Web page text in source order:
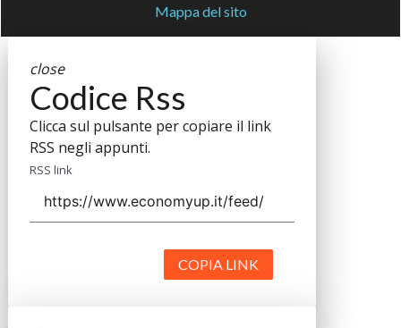
Mappa del sito
close
Codice Rss
Clicca sul pulsante per copiare il link
RSS negli appunti.
RSS link
COPIA LINK